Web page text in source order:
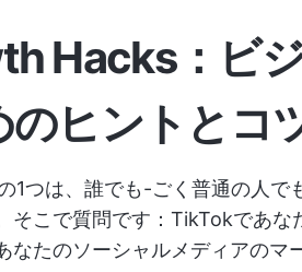
Hacks：ビ
ヒントとコ
1つは、誰でも-ごく普通の人で
そこで質問です：TikTokであな
なたのソーシャルメディアのマ